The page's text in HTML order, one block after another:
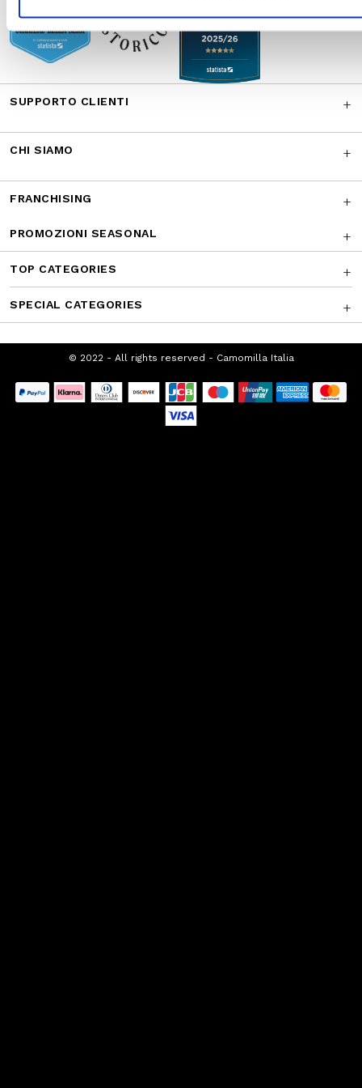
SUPPORTO CLIENTI
CHI SIAMO
FRANCHISING
PROMOZIONI SEASONAL
TOP CATEGORIES
SPECIAL CATEGORIES
© 2022 - All rights reserved - Camomilla Italia